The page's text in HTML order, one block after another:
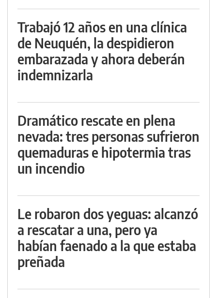
Trabajó 12 años en una clínica
de Neuquén, la despidieron
embarazada y ahora deberán
indemnizarla
Dramático rescate en plena
nevada: tres personas sufrieron
quemaduras e hipotermia tras
un incendio
Le robaron dos yeguas: alcanzó
a rescatar a una, pero ya
habían faenado a la que estaba
preñada